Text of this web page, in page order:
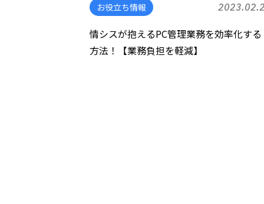
お役立ち情報
情シスが抱えるPC管理業務を効率化する
方法！【業務負担を軽減】